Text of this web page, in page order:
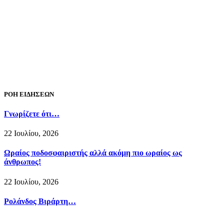
ΡΟΗ ΕΙΔΗΣΕΩΝ
Γνωρίζετε ότι…
22 Ιουλίου, 2026
Ωραίος ποδοσφαιριστής αλλά ακόμη πιο ωραίος ως
άνθρωπος!
22 Ιουλίου, 2026
Ρολάνδος Βιράρτη…